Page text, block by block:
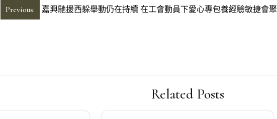
Previous: 嘉興馳援西躲舉動仍在持續 在工會動員下愛心專包養經驗敏捷會聚
Related Posts